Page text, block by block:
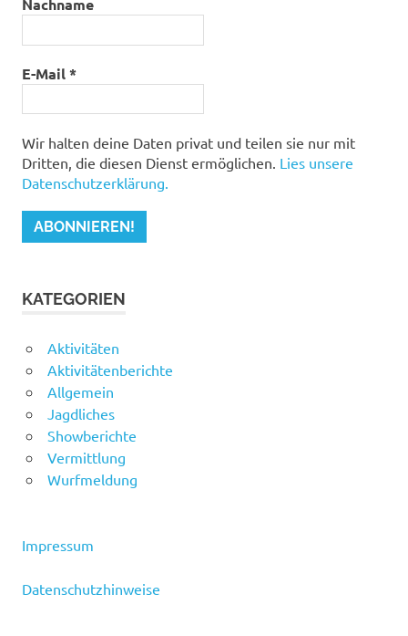
Nachname
E-Mail*
Wir halten deine Daten privat und teilen sie nur mit
Dritten, die diesen Dienst ermöglichen. Lies unsere
Datenschutzerklärung.
KATEGORIEN
Aktivitäten
Aktivitätenberichte
Allgemein
Jagdliches
Showberichte
Vermittlung
Wurfmeldung
Impressum
Datenschutzhinweise